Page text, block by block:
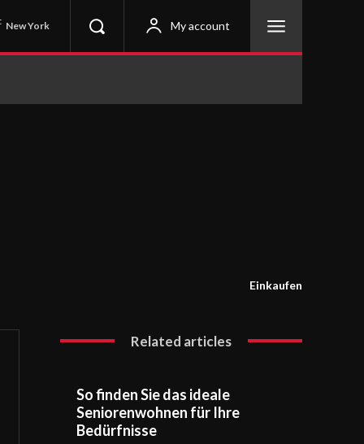
New York My account
Einkaufen
Related articles
So finden Sie das ideale
Seniorenwohnen für Ihre
Bedürfnisse